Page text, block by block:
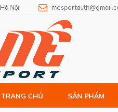
Hà Nội
TRANG CHỦ SẢN PHẨM